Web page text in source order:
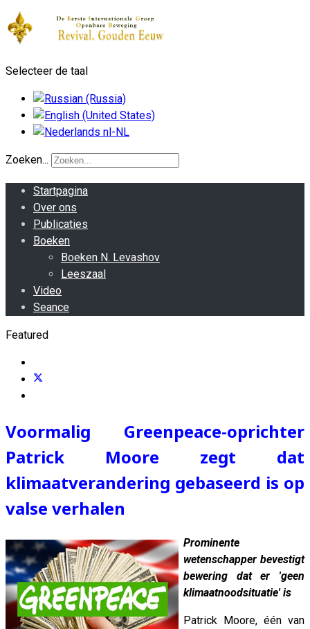
Selecteer de taal
Zoeken...
Startpagina
Over ons
Publicaties
Boeken
Boeken N. Levashov
Leeszaal
Video
Seance
Featured
Voormalig Greenpeace-oprichter
Patrick Moore zegt dat
klimaatverandering gebaseerd is op
valse verhalen
Prominente
wetenschapper bevestigt
bewering dat er 'geen
klimaatnoodsituatie' is
Patrick Moore, één van